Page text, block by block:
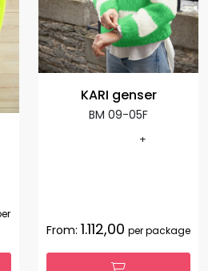
KARI genser
BM 09-05F
+
From: 1.112,00 per package